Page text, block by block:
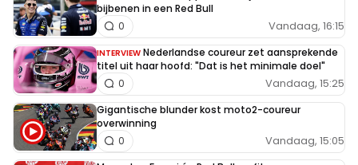
binnen te halen
John Van Den Elshout
31 oktober 2025 18:13
Ze kunnen beter over 4 races die pole houden, dan is er
geen twijfel meer
bijbenen in een Red Bull
Vandaag, 16:15
0
INTERVIEW Nederlandse coureur zet aansprekende
titel uit haar hoofd: "Dat is het minimale doel"
Vandaag, 15:25
0
Gigantische blunder kost moto2-coureur
overwinning
Vandaag, 15:05
0